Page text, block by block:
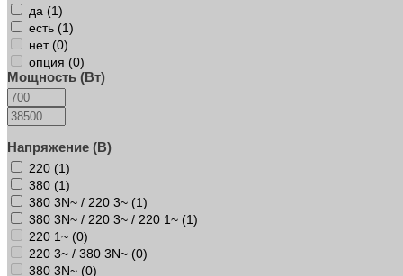
да (1)
есть (1)
нет (0)
опция (0)
Мощность (Вт)
Напряжение (В)
220 (1)
380 (1)
380 3N~ / 220 3~ (1)
380 3N~ / 220 3~ / 220 1~ (1)
220 1~ (0)
220 3~ / 380 3N~ (0)
380 3N~ (0)